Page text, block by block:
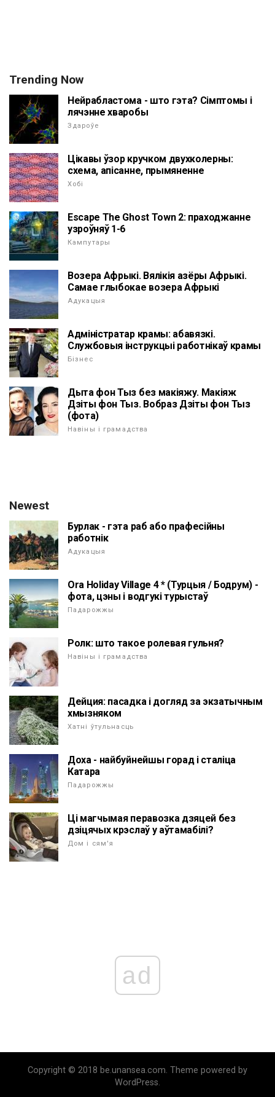
Trending Now
Нейрабластома - што гэта? Сімптомы і
лячэнне хваробы
Здароўе
Цікавы ўзор кручком двухколерны:
схема, апісанне, прымяненне
Хобі
Escape The Ghost Town 2: праходжанне
узроўняў 1-6
Кампутары
Возера Афрыкі. Вялікія азёры Афрыкі.
Самае глыбокае возера Афрыкі
Адукацыя
Адміністратар крамы: абавязкі.
Службовыя інструкцыі работнікаў крамы
Бізнес
Дыта фон Тыз без макіяжу. Макіяж
Дзіты фон Тыз. Вобраз Дзіты фон Тыз
(фота)
Навіны і грамадства
Newest
Бурлак - гэта раб або прафесійны
работнік
Адукацыя
Ora Holiday Village 4 * (Турцыя / Бодрум) -
фота, цэны і водгукі турыстаў
Падарожжы
Ролк: што такое ролевая гульня?
Навіны і грамадства
Дейция: пасадка і догляд за экзатычным
хмызняком
Хатні ўтульнасць
Доха - найбуйнейшы горад і сталіца
Катара
Падарожжы
Ці магчымая перавозка дзяцей без
дзіцячых крэслаў у аўтамабілі?
Дом і сям'я
ad
Copyright © 2018 be.unansea.com. Theme powered by
WordPress.